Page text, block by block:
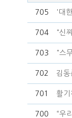
705 '대
704 "신
703 "스
702 김
701 활기
700 “우